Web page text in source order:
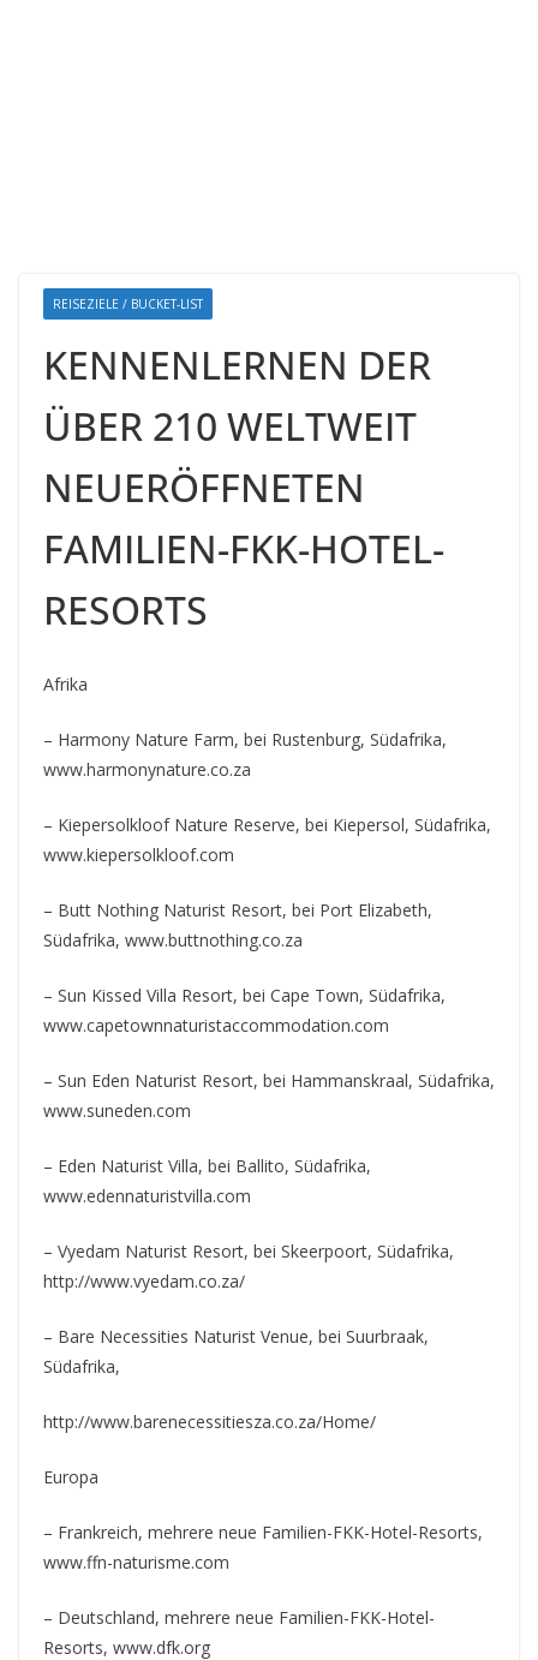
REISEZIELE / BUCKET-LIST
KENNENLERNEN DER
ÜBER 210 WELTWEIT
NEUERÖFFNETEN
FAMILIEN-FKK-HOTEL-
RESORTS
Afrika
– Harmony Nature Farm, bei Rustenburg, Südafrika,
www.harmonynature.co.za
– Kiepersolkloof Nature Reserve, bei Kiepersol, Südafrika,
www.kiepersolkloof.com
– Butt Nothing Naturist Resort, bei Port Elizabeth,
Südafrika, www.buttnothing.co.za
– Sun Kissed Villa Resort, bei Cape Town, Südafrika,
www.capetownnaturistaccommodation.com
– Sun Eden Naturist Resort, bei Hammanskraal, Südafrika,
www.suneden.com
– Eden Naturist Villa, bei Ballito, Südafrika,
www.edennaturistvilla.com
– Vyedam Naturist Resort, bei Skeerpoort, Südafrika,
http://www.vyedam.co.za/
– Bare Necessities Naturist Venue, bei Suurbraak,
Südafrika,
http://www.barenecessitiesza.co.za/Home/
Europa
– Frankreich, mehrere neue Familien-FKK-Hotel-Resorts,
www.ffn-naturisme.com
– Deutschland, mehrere neue Familien-FKK-Hotel-
Resorts, www.dfk.org